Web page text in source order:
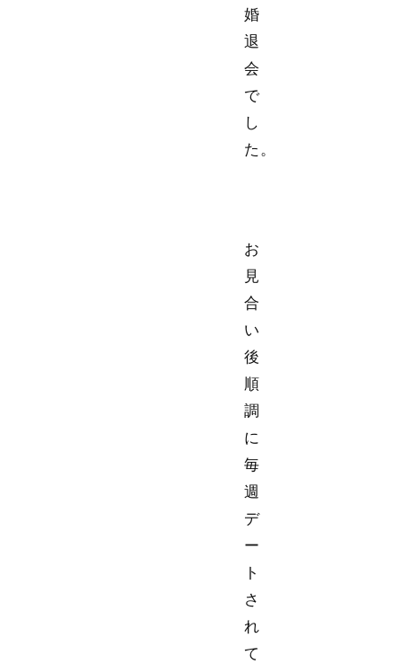
婚
退
会
で
し
た。
お
見
合
い
後
順
調
に
毎
週
デ
ー
ト
さ
れ
て